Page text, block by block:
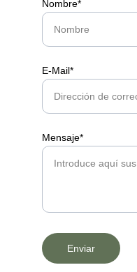
Nombre*
E-Mail*
Mensaje*
Enviar